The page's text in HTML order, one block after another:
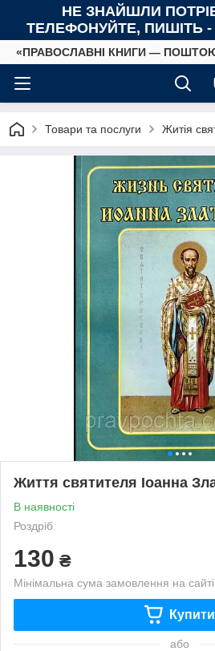
НЕ ЗНАЙШЛИ
ТЕЛЕФОНУЙТЕ, ПИШІТЬ
«ПРАВОСЛАВНІ КНИГИ —
Товари та послуги Житія
Життя святителя Іоанна
В наявності
Роздріб
130 ₴
Мінімальна сума замовлення на
Купити
або